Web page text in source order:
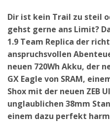
Dir ist kein Trail zu steil
gehst gerne ans Limit?
1.9 Team Replica der
anspruchsvollen
neuen 720Wh Akku, der
GX Eagle von SRAM,
Shox mit der neuen ZEB
unglaublichen 38mm
einem dazu perfekt